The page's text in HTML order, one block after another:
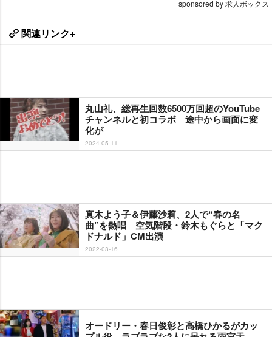
sponsored by 求人ボックス
関連リンク+
丸山礼、総再生回数6500万回超のYouTube
チャンネルと初コラボ 途中から画面に変
化が
2024-05-11
真木よう子＆伊藤沙莉、2人で“春の名
曲”を熱唱 空気階段・鈴木もぐらと「マク
ドナルド」CM出演
2022-03-16
オードリー・春日俊彰と高橋ひかるがカッ